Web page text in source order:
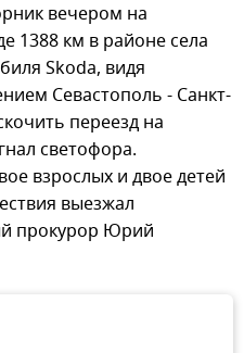
вечером на
1388 км в районе села
Skoda, видя
Севастополь - Санкт-
переезд на
светофора.
взрослых и двое детей
выезжал
прокурор Юрий